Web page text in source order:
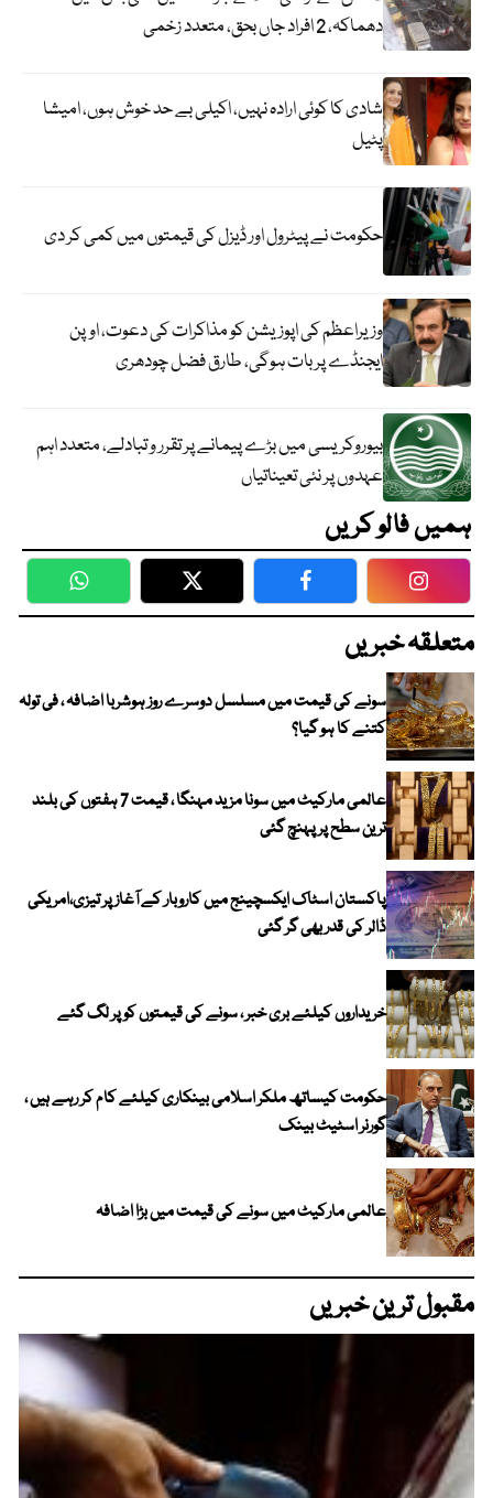
دھماکہ، 2 افراد جاں بحق، متعدد زخمی
شادی کا کوئی ارادہ نہیں، اکیلی بے حد خوش ہوں، امیشا
پٹیل
حکومت نے پیٹرول اور ڈیزل کی قیمتوں میں کمی کر دی
وزیراعظم کی اپوزیشن کو مذاکرات کی دعوت، اوپن
ایجنڈے پر بات ہوگی، طارق فضل چودھری
بیوروکریسی میں بڑے پیمانے پر تقرر و تبادلے، متعدد اہم
عہدوں پر نئی تعیناتیاں
ہمیں فالو کریں
WhatsApp Twitter Facebook
متعلقہ خبریں
سونے کی قیمت میں مسلسل دوسرے روز ہوشربا اضافہ ، فی تولہ
کتنے کا ہو گیا؟
عالمی مارکیٹ میں سونا مزید مہنگا ، قیمت 7 ہفتوں کی بلند
ترین سطح پر پہنچ گئی
پاکستان اسٹاک ایکسچینج میں کاروبار کے آغاز پر تیزی،امریکی
ڈالر کی قدر بھی گر گئی
خریداروں کیلئے بری خبر ، سونے کی قیمتوں کو پر لگ گئے
حکومت کیساتھ ملکر اسلامی بینکاری کیلئے کام کر رہے ہیں ،
گورنر اسٹیٹ بینک
عالمی مارکیٹ میں سونے کی قیمت میں بڑا اضافہ
مقبول ترین خبریں